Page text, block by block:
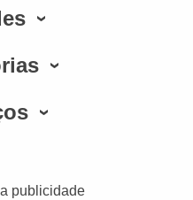
publicidade